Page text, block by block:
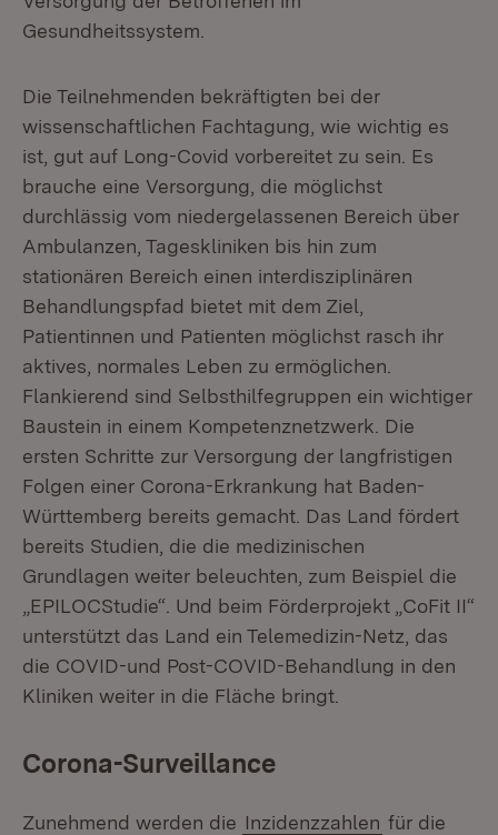
Gesundheitssystem.
Die Teilnehmenden bekräftigten bei der
wissenschaftlichen Fachtagung, wie wichtig es
ist, gut auf Long-Covid vorbereitet zu sein. Es
brauche eine Versorgung, die möglichst
durchlässig vom niedergelassenen Bereich über
Ambulanzen, Tageskliniken bis hin zum
stationären Bereich einen interdisziplinären
Behandlungspfad bietet mit dem Ziel,
Patientinnen und Patienten möglichst rasch ihr
aktives, normales Leben zu ermöglichen.
Flankierend sind Selbsthilfegruppen ein wichtiger
Baustein in einem Kompetenznetzwerk. Die
ersten Schritte zur Versorgung der langfristigen
Folgen einer Corona-Erkrankung hat Baden-
Württemberg bereits gemacht. Das Land fördert
bereits Studien, die die medizinischen
Grundlagen weiter beleuchten, zum Beispiel die
„EPILOCStudie“. Und beim Förderprojekt „CoFit II“
unterstützt das Land ein Telemedizin-Netz, das
die COVID-und Post-COVID-Behandlung in den
Kliniken weiter in die Fläche bringt.
Corona-Surveillance
Zunehmend werden die Inzidenzzahlen für die